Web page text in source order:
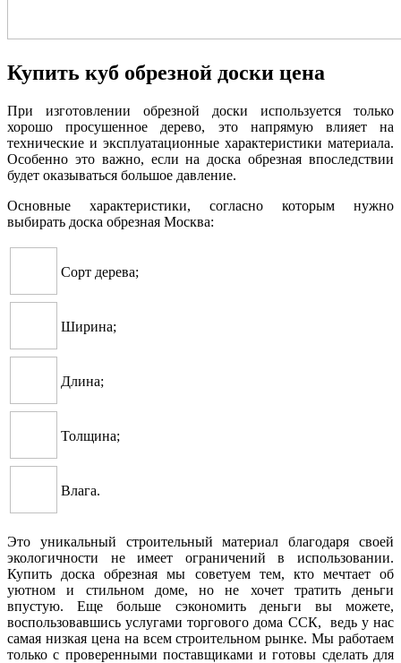
Купить куб обрезной доски цена
При изготовлении обрезной доски используется только
хорошо просушенное дерево, это напрямую влияет на
технические и эксплуатационные характеристики материала.
Особенно это важно, если на доска обрезная впоследствии
будет оказываться большое давление.
Основные характеристики, согласно которым нужно
выбирать доска обрезная Москва:
Сорт дерева;
Ширина;
Длина;
Толщина;
Влага.
Это уникальный строительный материал благодаря своей
экологичности не имеет ограничений в использовании.
Купить доска обрезная мы советуем тем, кто мечтает об
уютном и стильном доме, но не хочет тратить деньги
впустую. Еще больше сэкономить деньги вы можете,
воспользовавшись услугами торгового дома ССК, ведь у нас
самая низкая цена на всем строительном рынке. Мы работаем
только с проверенными поставщиками и готовы сделать для